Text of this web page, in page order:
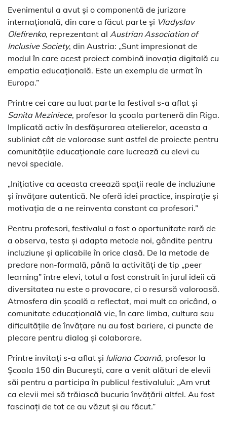
Evenimentul a avut și o componentă de jurizare
internațională, din care a făcut parte și Vladyslav
Olefirenko, reprezentant al Austrian Association of
Inclusive Society, din Austria: „Sunt impresionat de
modul în care acest proiect combină inovația digitală cu
empatia educațională. Este un exemplu de urmat în
Europa.”
Printre cei care au luat parte la festival s-a aflat și
Sanita Meziniece, profesor la școala parteneră din Riga.
Implicată activ în desfășurarea atelierelor, aceasta a
subliniat cât de valoroase sunt astfel de proiecte pentru
comunitățile educaționale care lucrează cu elevi cu
nevoi speciale.
„Inițiative ca aceasta creează spații reale de incluziune
și învățare autentică. Ne oferă idei practice, inspirație și
motivația de a ne reinventa constant ca profesori.”
Pentru profesori, festivalul a fost o oportunitate rară de
a observa, testa și adapta metode noi, gândite pentru
incluziune și aplicabile în orice clasă. De la metode de
predare non-formală, până la activități de tip „peer
learning” între elevi, totul a fost construit în jurul ideii că
diversitatea nu este o provocare, ci o resursă valoroasă.
Atmosfera din școală a reflectat, mai mult ca oricând, o
comunitate educațională vie, în care limba, cultura sau
dificultățile de învățare nu au fost bariere, ci puncte de
plecare pentru dialog și colaborare.
Printre invitați s-a aflat și Iuliana Coarnă, profesor la
Școala 150 din București, care a venit alături de elevii
săi pentru a participa în publicul festivalului: „Am vrut
ca elevii mei să trăiască bucuria învățării altfel. Au fost
fascinați de tot ce au văzut și au făcut.”